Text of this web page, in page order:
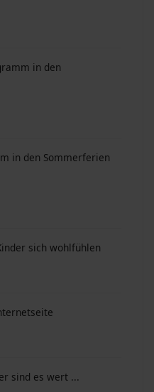
in den
in den Sommerferien
sich wohlfühlen
sind es wert ...